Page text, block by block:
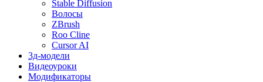
Stable Diffusion
Волосы
ZBrush
Roo Cline
Cursor AI
3д-модели
Видеоуроки
Модификаторы